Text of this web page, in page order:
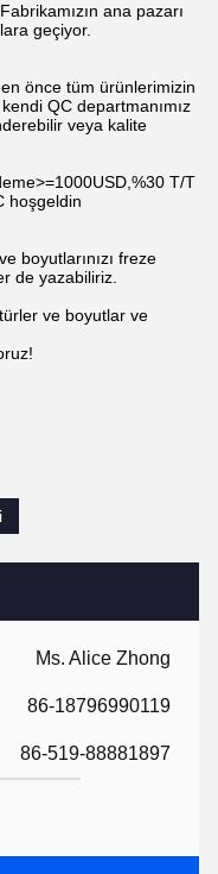
Ms. Alice Zhong
86-18796990119
86-519-88881897
ana pazarı
geçiyor.
önce tüm ürünlerimizin
QC departmanımız
veya kalite
T/T
hoşgeldin
boyutlarınızı freze
de yazabiliriz.
ve boyutlar ve